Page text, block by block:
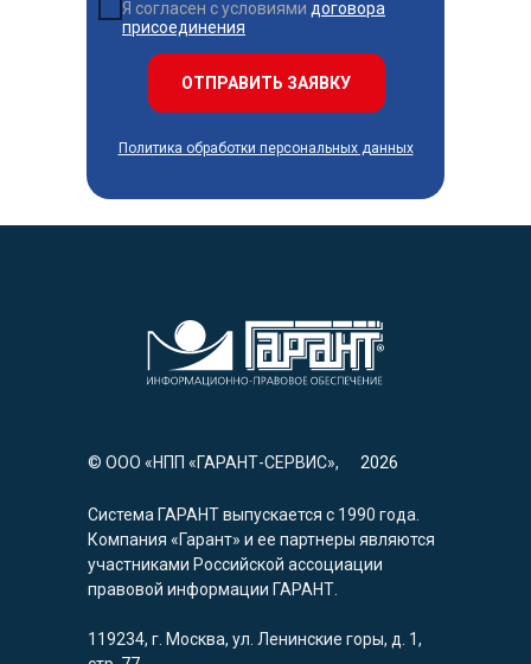
Я согласен с условиями договора
присоединения
ОТПРАВИТЬ ЗАЯВКУ
Политика обработки персональных данных
© ООО «НПП «ГАРАНТ-СЕРВИС»,
Система ГАРАНТ выпускается с 1990 года.
Компания «Гарант» и ее партнеры являются
участниками Российской ассоциации
правовой информации ГАРАНТ.
119234, г. Москва, ул. Ленинские горы, д. 1,
2026